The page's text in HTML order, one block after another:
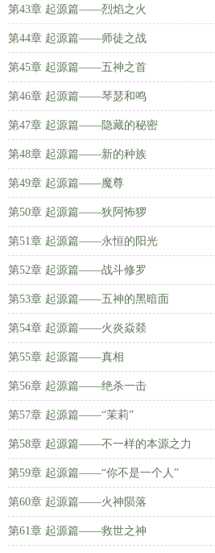
第43章 起源篇——烈焰之火
第44章 起源篇——师徒之战
第45章 起源篇——五神之首
第46章 起源篇——琴瑟和鸣
第47章 起源篇——隐藏的秘密
第48章 起源篇——新的种族
第49章 起源篇——魔尊
第50章 起源篇——狄阿怖猡
第51章 起源篇——永恒的阳光
第52章 起源篇——战斗修罗
第53章 起源篇——五神的黑暗面
第54章 起源篇——火炎焱燚
第55章 起源篇——真相
第56章 起源篇——绝杀一击
第57章 起源篇——“茉莉”
第58章 起源篇——不一样的本源之力
第59章 起源篇——“你不是一个人”
第60章 起源篇——火神陨落
第61章 起源篇——救世之神